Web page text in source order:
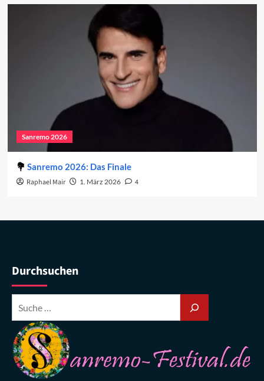
Sanremo 2026
Sanremo 2026: Das Finale
Raphael Mair 1. März 2026 4
Durchsuchen